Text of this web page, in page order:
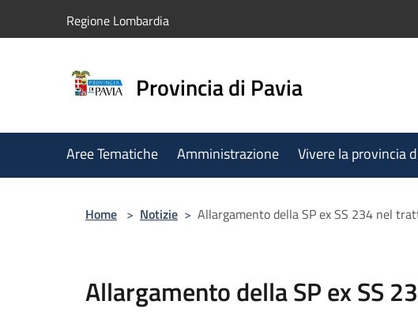
Regione Lombardia
Provincia di Pavia
Aree Tematiche Amministrazione Vivere la provincia
Home > Notizie > Allargamento della SP ex SS 234 nel
Allargamento della SP ex SS